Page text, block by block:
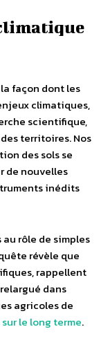
façon dont les
climatiques,
scientifique,
territoires. Nos
des sols se
de nouvelles
inédits
rôle de simples
révèle que
rappellent
dans
agricoles de
le long terme.